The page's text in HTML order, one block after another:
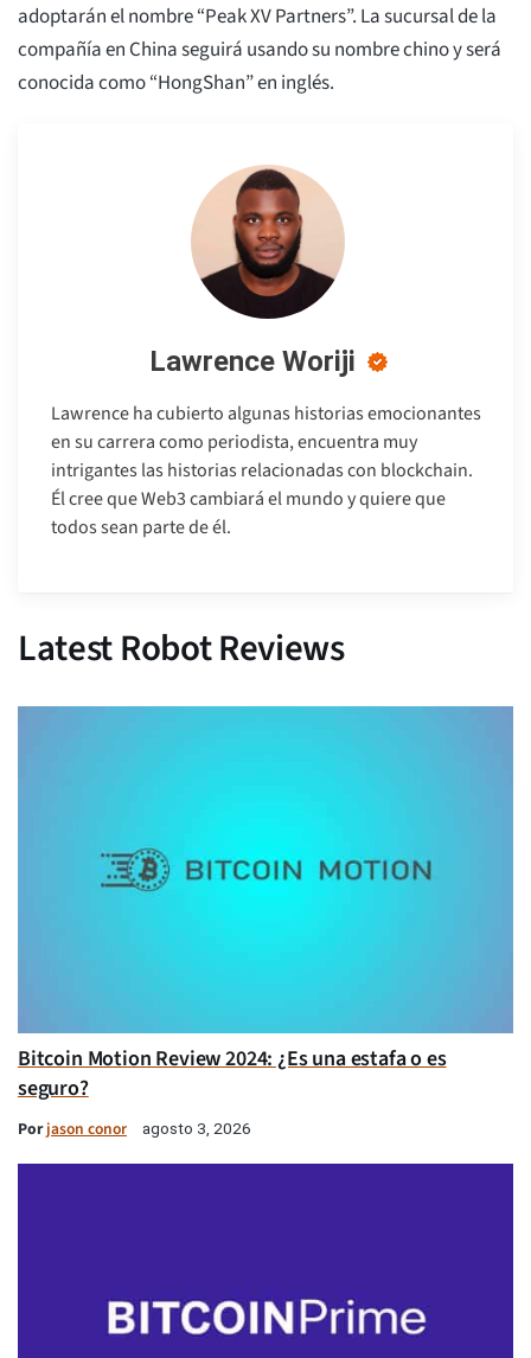
adoptarán el nombre “Peak XV Partners”. La sucursal de la
compañía en China seguirá usando su nombre chino y será
conocida como “HongShan” en inglés.
Lawrence Woriji
Lawrence ha cubierto algunas historias emocionantes
en su carrera como periodista, encuentra muy
intrigantes las historias relacionadas con blockchain.
Él cree que Web3 cambiará el mundo y quiere que
todos sean parte de él.
Latest Robot Reviews
Bitcoin Motion Review 2024: ¿Es una estafa o es
seguro?
Porjason conor agosto 3, 2026